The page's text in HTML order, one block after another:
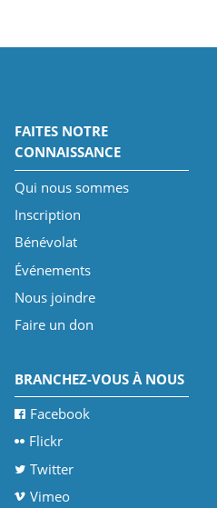
FAITES NOTRE
CONNAISSANCE
Qui nous sommes
Inscription
Bénévolat
Événements
Nous joindre
Faire un don
BRANCHEZ-VOUS À NOUS
Facebook
Flickr
Twitter
Vimeo